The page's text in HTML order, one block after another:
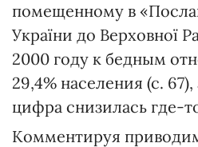
помещенному в
України до Верховної
2000 году к бедным
29,4% населения (с.
цифра снизилась где-
Комментируя